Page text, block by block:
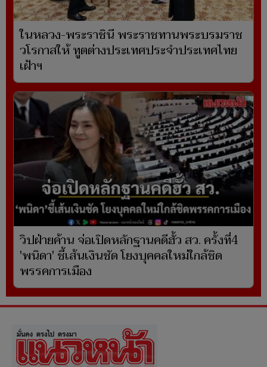
ในหลวง-พระราชินี พระราชทานพระบรมราช
วโรกาสให้ ทูตต่างประเทศประจำประเทศไทย
เฝ้าฯ
วิปฝ่ายค้าน จ่อเปิดหลักฐานคดีฮั้ว สว. ครั้งที่4
'พนิดา' ชี้เส้นเงินชัด โยงบุคคลใหม่ใกล้ชิด
พรรคการเมือง